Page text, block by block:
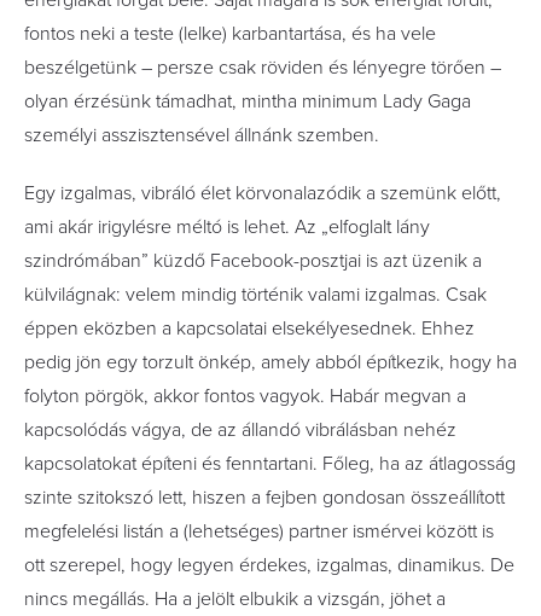
fontos neki a teste (lelke) karbantartása, és ha vele
beszélgetünk – persze csak röviden és lényegre törően –
olyan érzésünk támadhat, mintha minimum Lady Gaga
személyi asszisztensével állnánk szemben.
Egy izgalmas, vibráló élet körvonalazódik a szemünk előtt,
ami akár irigylésre méltó is lehet. Az „elfoglalt lány
szindrómában” küzdő Facebook-posztjai is azt üzenik a
külvilágnak: velem mindig történik valami izgalmas. Csak
éppen eközben a kapcsolatai elsekélyesednek. Ehhez
pedig jön egy torzult önkép, amely abból építkezik, hogy ha
folyton pörgök, akkor fontos vagyok. Habár megvan a
kapcsolódás vágya, de az állandó vibrálásban nehéz
kapcsolatokat építeni és fenntartani. Főleg, ha az átlagosság
szinte szitokszó lett, hiszen a fejben gondosan összeállított
megfelelési listán a (lehetséges) partner ismérvei között is
ott szerepel, hogy legyen érdekes, izgalmas, dinamikus. De
nincs megállás. Ha a jelölt elbukik a vizsgán, jöhet a